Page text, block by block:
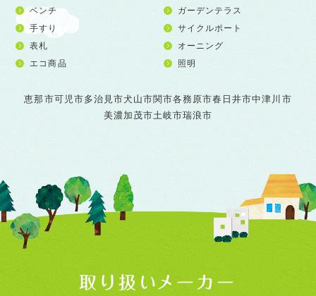
ベンチ
ガーデンテラス
手すり
サイクルポート
表札
オーニング
エコ商品
照明
恵那市可児市多治見市犬山市関市各務原市春日井市中津川市
美濃加茂市土岐市瑞浪市
取り扱いメーカー